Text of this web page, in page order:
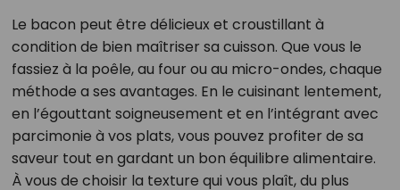
Le bacon peut être délicieux et croustillant à
condition de bien maîtriser sa cuisson. Que vous le
fassiez à la poêle, au four ou au micro-ondes, chaque
méthode a ses avantages. En le cuisinant lentement,
en l’égouttant soigneusement et en l’intégrant avec
parcimonie à vos plats, vous pouvez profiter de sa
saveur tout en gardant un bon équilibre alimentaire.
À vous de choisir la texture qui vous plaît, du plus